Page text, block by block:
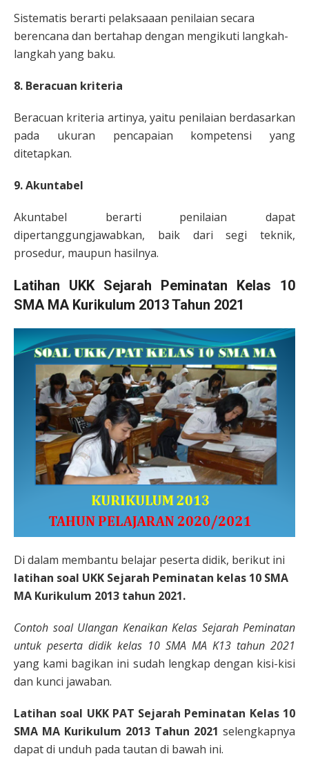
Sistematis berarti pelaksaaan penilaian secara
berencana dan bertahap dengan mengikuti langkah-
langkah yang baku.
8. Beracuan kriteria
Beracuan kriteria artinya, yaitu penilaian berdasarkan
pada ukuran pencapaian kompetensi yang
ditetapkan.
9. Akuntabel
Akuntabel berarti penilaian dapat
dipertanggungjawabkan, baik dari segi teknik,
prosedur, maupun hasilnya.
Latihan UKK Sejarah Peminatan Kelas 10
SMA MA Kurikulum 2013 Tahun 2021
Di dalam membantu belajar peserta didik, berikut ini
latihan soal UKK Sejarah Peminatan kelas 10 SMA
MA Kurikulum 2013 tahun 2021.
Contoh soal Ulangan Kenaikan Kelas Sejarah Peminatan
untuk peserta didik kelas 10 SMA MA K13 tahun 2021
yang kami bagikan ini sudah lengkap dengan kisi-kisi
dan kunci jawaban.
Latihan soal UKK PAT Sejarah Peminatan Kelas 10
SMA MA Kurikulum 2013 Tahun 2021 selengkapnya
dapat di unduh pada tautan di bawah ini.